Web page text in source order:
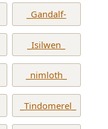
_Gandalf-
_Isilwen_
_nimloth_
_Tindomerel_